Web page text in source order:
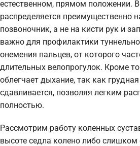
естественном, прямом положении.
распределяется преимущественно
позвоночник, а не на кисти рук и
важно для профилактики
онемения пальцев, от которого
длительных велопрогулок. Кроме
облегчает дыхание, так как
сдавливается, позволяя легким
полностью.
Рассмотрим работу коленных
высоте седла колено либо слишком